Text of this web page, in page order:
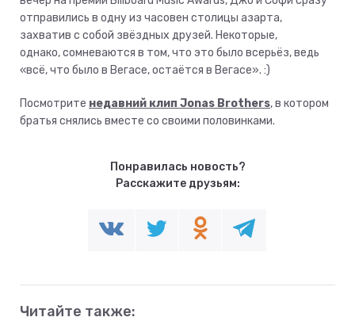
отправились в одну из часовен столицы азарта,
захватив с собой звёздных друзей. Некоторые,
однако, сомневаются в том, что это было всерьёз, ведь
«всё, что было в Вегасе, остаётся в Вегасе». :)
Посмотрите недавний клип Jonas Brothers, в котором
братья снялись вместе со своими половинками.
Понравилась новость?
Расскажите друзьям:
Читайте также: